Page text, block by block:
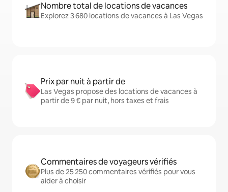
Nombre total de locations de vacances
Explorez 3 680 locations de vacances à Las Vegas
Prix par nuit à partir de
Las Vegas propose des locations de vacances à
partir de 9 € par nuit, hors taxes et frais
Commentaires de voyageurs vérifiés
Plus de 25 250 commentaires vérifiés pour vous
aider à choisir